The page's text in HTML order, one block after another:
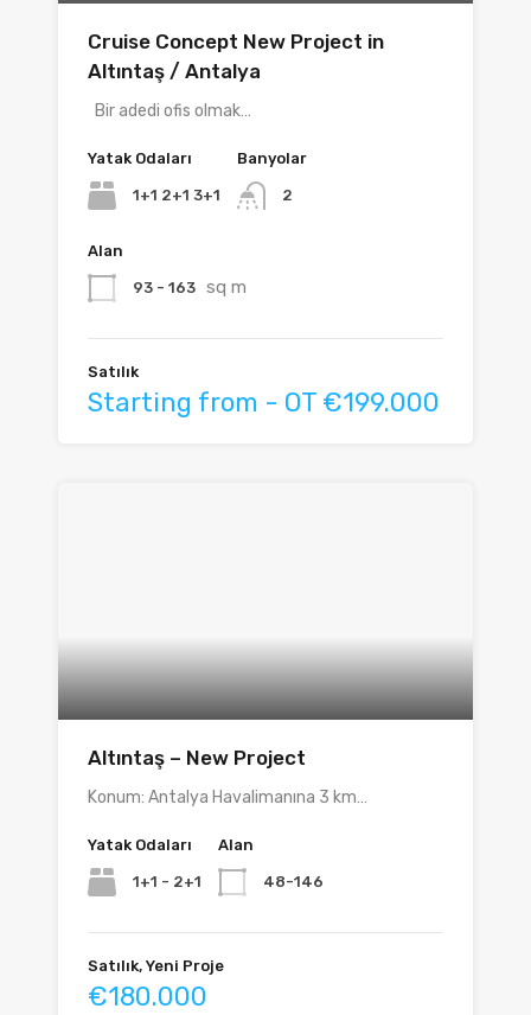
Cruise Concept New Project in
Altıntaş / Antalya
Bir adedi ofis olmak…
Yatak Odaları
1+1 2+1 3+1
Banyolar
2
Alan
93 - 163 sq m
Satılık
Starting from - OT €199.000
Altıntaş – New Project
Konum: Antalya Havalimanına 3 km…
Yatak Odaları
1+1 - 2+1
Alan
48-146
Satılık, Yeni Proje
€180.000